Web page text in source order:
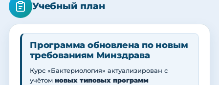
Учебный план
Программа обновлена по новым
требованиям Минздрава
Курс «Бактериология» актуализирован с
учётом новых типовых программ